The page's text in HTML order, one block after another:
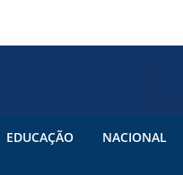
EDUCAÇÃO NACIONAL